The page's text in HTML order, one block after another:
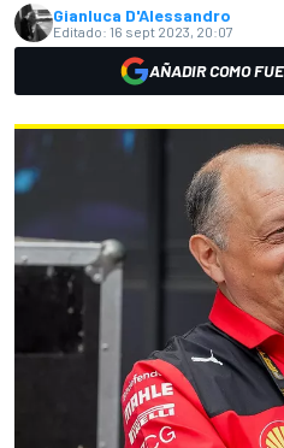
Gianluca D'Alessandro
Editado: 16 sept 2023, 20:07
AÑADIR COMO